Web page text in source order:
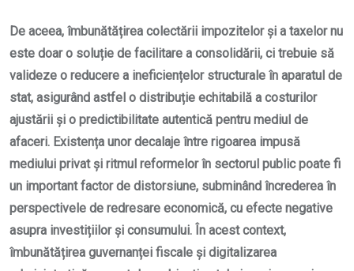
De aceea, îmbunătățirea colectării impozitelor și a taxelor nu
este doar o soluție de facilitare a consolidării, ci trebuie să
valideze o reducere a ineficiențelor structurale în aparatul de
stat, asigurând astfel o distribuție echitabilă a costurilor
ajustării și o predictibilitate autentică pentru mediul de
afaceri. Existența unor decalaje între rigoarea impusă
mediului privat și ritmul reformelor în sectorul public poate fi
un important factor de distorsiune, subminând încrederea în
perspectivele de redresare economică, cu efecte negative
asupra investițiilor și consumului. În acest context,
îmbunătățirea guvernanței fiscale și digitalizarea